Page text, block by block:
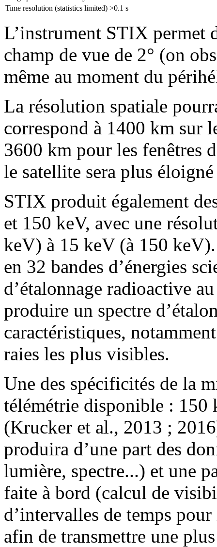
Time resolution (statistics limited) >0.1 s
L’instrument STIX permet
champ de vue de 2° (on
même au moment du
La résolution spatiale
correspond à 1400 km sur
3600 km pour les fenêtres
le satellite sera plus
STIX produit également
et 150 keV, avec une
keV) à 15 keV (à 150
en 32 bandes d’énergies
d’étalonnage radioactive
produire un spectre
caractéristiques,
raies les plus visibles.
Une des spécificités de la
télémétrie disponible :
(Krucker et al., 2013 ;
produira d’une part des
lumière, spectre...) et une
faite à bord (calcul de
d’intervalles de temps
afin de transmettre une